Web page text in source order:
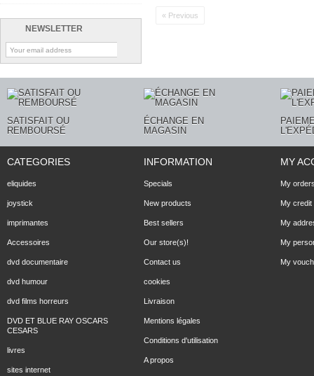
NEWSLETTER
« Previous
SATISFAIT OU
REMBOURSÉ
ÉCHANGE EN
MAGASIN
CATEGORIES
eliquides
joystick
imprimantes
Accessoires
dvd documentaire
dvd humour
dvd films horreurs
DVD ET BLUE RAY OSCARS
CESARS
livres
sites internet
INFORMATION
Specials
New products
Best sellers
Our store(s)!
Contact us
cookies
Livraison
Mentions légales
Conditions d'utilisation
A propos
MY
My
My credit
My
My
My